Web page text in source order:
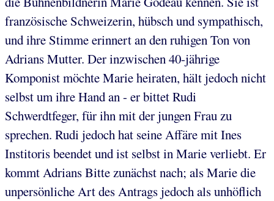
französische Schweizerin, hübsch und sympathisch,
und ihre Stimme erinnert an den ruhigen Ton von
Adrians Mutter. Der inzwischen 40-jährige
Komponist möchte Marie heiraten, hält jedoch nicht
selbst um ihre Hand an - er bittet Rudi
Schwerdtfeger, für ihn mit der jungen Frau zu
sprechen. Rudi jedoch hat seine Affäre mit Ines
Institoris beendet und ist selbst in Marie verliebt. Er
kommt Adrians Bitte zunächst nach; als Marie die
unpersönliche Art des Antrags jedoch als unhöflich